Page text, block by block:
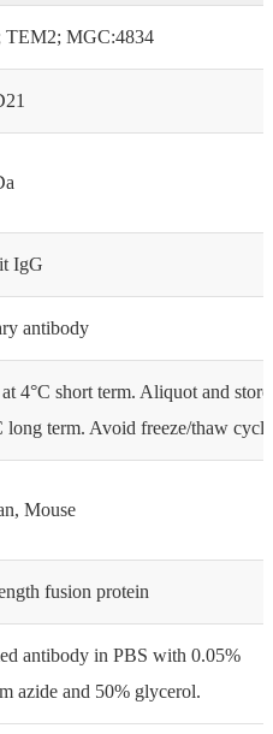
TEM2; MGC:4834
IgG
antibody
4°C short term. Aliquot and store
long term. Avoid freeze/thaw
Mouse
fusion protein
antibody in PBS with 0.05%
azide and 50% glycerol.